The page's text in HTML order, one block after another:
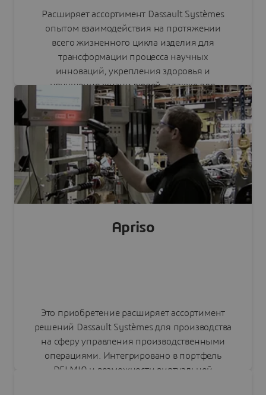
Расширяет ассортимент Dassault Systèmes
опытом взаимодействия на протяжении
всего жизненного цикла изделия для
трансформации процесса научных
инноваций, укрепления здоровья и
улучшения жизни людей, а также для
устойчивого развития нашей планеты.
Читать пресс-релиз
Apriso
Это приобретение расширяет ассортимент
решений Dassault Systèmes для производства
на сферу управления производственными
операциями. Интегрировано в портфель
DELMIA и возможности виртуальной